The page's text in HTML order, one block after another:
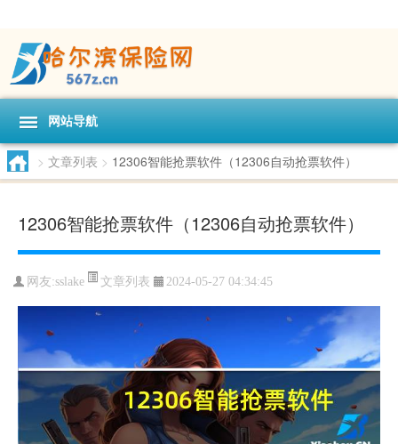
网站导航
> 文章列表 > 12306智能抢票软件（12306自动抢票软件）
12306智能抢票软件（12306自动抢票软件）
网友:sslake 文章列表 2024-05-27 04:34:45